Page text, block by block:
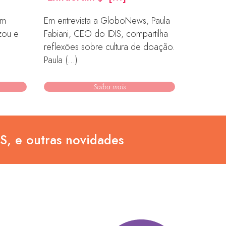
e
Em entrevista a GloboNews, Paula
Fabiani, CEO do IDIS, compartilha
reflexões sobre cultura de doação.
Paula (...)
Saiba mais
e outras novidades